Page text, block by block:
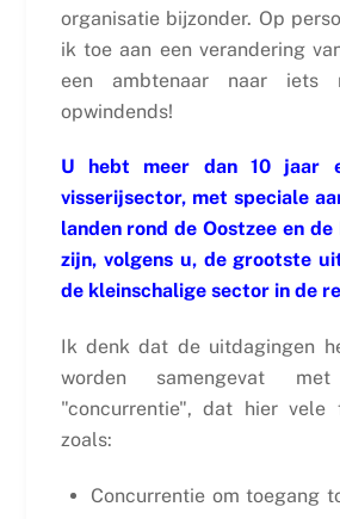
organisatie bijzonder. Op
ik toe aan een verandering
een ambtenaar naar iets
opwindends!
U hebt meer dan 10 jaar
visserijsector, met speciale
landen rond de Oostzee en de
zijn, volgens u, de grootste
de kleinschalige sector in de
Ik denk dat de uitdagingen
worden samengevat
"concurrentie", dat hier vele
zoals:
Concurrentie om toegang